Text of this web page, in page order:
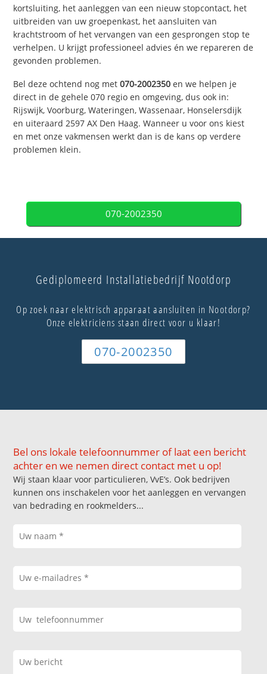
kortsluiting, het aanleggen van een nieuw stopcontact, het
uitbreiden van uw groepenkast, het aansluiten van
krachtstroom of het vervangen van een gesprongen stop te
verhelpen. U krijgt professioneel advies én we repareren de
gevonden problemen.
Bel deze ochtend nog met070-2002350 en we helpen je
direct in de gehele 070 regio en omgeving, dus ook in:
Rijswijk, Voorburg, Wateringen, Wassenaar, Honselersdijk
en uiteraard 2597 AX Den Haag. Wanneer u voor ons kiest
en met onze vakmensen werkt dan is de kans op verdere
problemen klein.
070-2002350
Gediplomeerd Installatiebedrijf Nootdorp
Op zoek naar elektrisch apparaat aansluiten in Nootdorp?
Onze elektriciens staan direct voor u klaar!
070-2002350
Bel ons lokale telefoonnummer of laat een bericht
achter en we nemen direct contact met u op!
Wij staan klaar voor particulieren, VvE’s. Ook bedrijven
kunnen ons inschakelen voor het aanleggen en vervangen
van bedrading en rookmelders...